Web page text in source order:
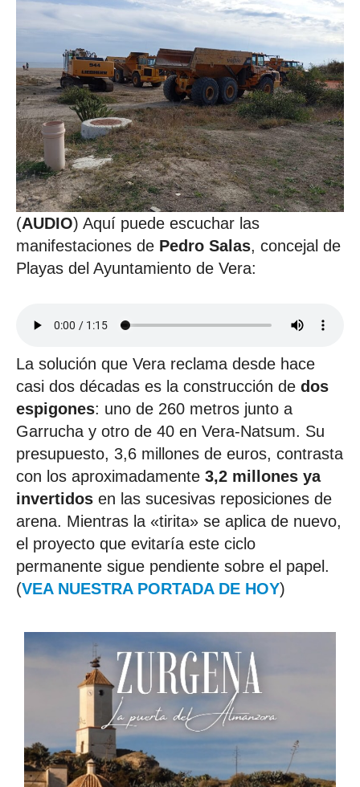
(AUDIO) Aquí puede escuchar las
manifestaciones de Pedro Salas, concejal de
Playas del Ayuntamiento de Vera:
La solución que Vera reclama desde hace
casi dos décadas es la construcción de dos
espigones: uno de 260 metros junto a
Garrucha y otro de 40 en Vera-Natsum. Su
presupuesto, 3,6 millones de euros, contrasta
con los aproximadamente 3,2 millones ya
invertidos en las sucesivas reposiciones de
arena. Mientras la «tirita» se aplica de nuevo,
el proyecto que evitaría este ciclo
permanente sigue pendiente sobre el papel.
(VEA NUESTRA PORTADA DE HOY)